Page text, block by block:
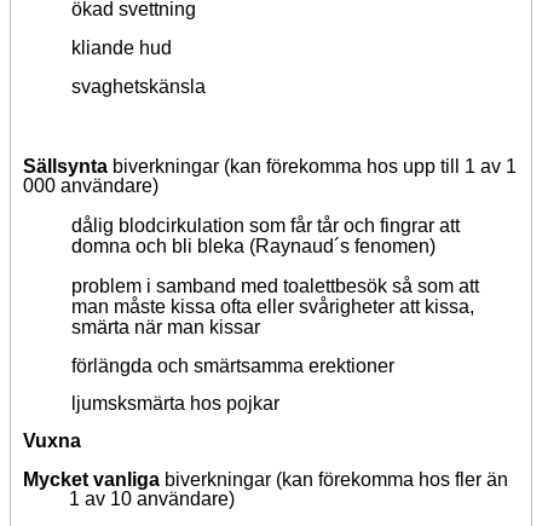
ökad svettning
kliande hud
svaghetskänsla
Sällsynta biverkningar (kan förekomma hos upp till 1 av 1
000 användare)
dålig blodcirkulation som får tår och fingrar att
domna och bli bleka (Raynaud´s fenomen)
problem i samband med toalettbesök så som att
man måste kissa ofta eller svårigheter att kissa,
smärta när man kissar
förlängda och smärtsamma erektioner
ljumsksmärta hos pojkar
Vuxna
Mycket vanliga biverkningar (kan förekomma hos fler än
1 av 10 användare)